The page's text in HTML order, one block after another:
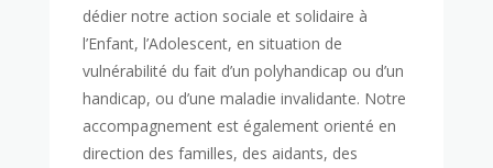
dédier notre action sociale et solidaire à
l’Enfant, l’Adolescent, en situation de
vulnérabilité du fait d’un polyhandicap ou d’un
handicap, ou d’une maladie invalidante. Notre
accompagnement est également orienté en
direction des familles, des aidants, des